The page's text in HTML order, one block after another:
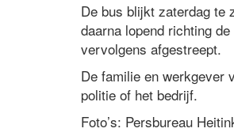
De bus blijkt zaterdag te
daarna lopend richting
vervolgens afgestreept.
De familie en werkgever
politie of het bedrijf.
Foto’s: Persbureau